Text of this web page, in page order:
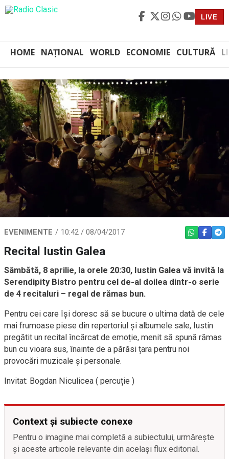
LIVE
HOME NAȚIONAL WORLD ECONOMIE CULTURĂ
EVENIMENTE 10:42 / 08/04/2017 WHATSAPP
Recital Iustin Galea
Sâmbătă, 8 aprilie, la orele 20:30, Iustin Galea vă invită la
Serendipity Bistro pentru cel de-al doilea dintr-o serie
de 4 recitaluri – regal de rămas bun.
Pentru cei care își doresc să se bucure o ultima dată de cele
mai frumoase piese din repertoriul și albumele sale, Iustin
pregătit un recital încărcat de emoție, menit să spună rămas
bun cu vioara sus, înainte de a părăsi țara pentru noi
provocări muzicale și personale.
Invitat: Bogdan Niculicea ( percuție )
Context și subiecte conexe
Pentru o imagine mai completă a subiectului, urmărește
și aceste articole relevante din același flux editorial.